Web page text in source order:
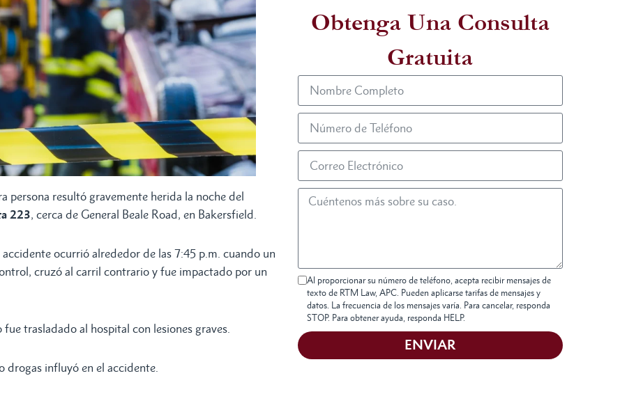
persona resultó gravemente herida la noche del
223, cerca de General Beale Road, en Bakersfield.
ocurrió alrededor de las 7:45 p.m. cuando un
cruzó al carril contrario y fue impactado por un
trasladado al hospital con lesiones graves.
drogas influyó en el accidente.
Obtenga Una Consulta
Gratuita
Al proporcionar su número de teléfono, acepta recibir mensajes de
texto de RTM Law, APC. Pueden aplicarse tarifas de mensajes y
datos. La frecuencia de los mensajes varía. Para cancelar, responda
STOP. Para obtener ayuda, responda HELP.
ENVIAR